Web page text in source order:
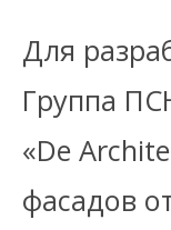
Для
Группа
«De
фасадов